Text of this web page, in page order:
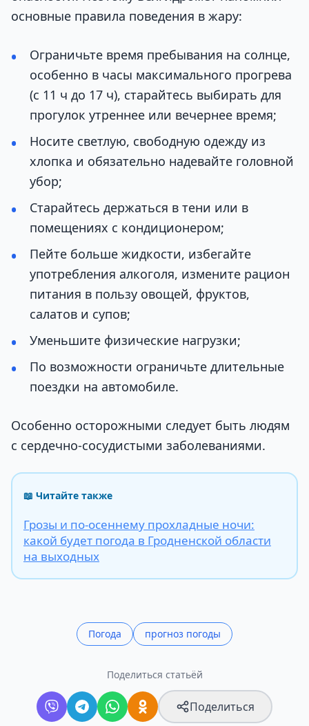
основные правила поведения в жару:
Ограничьте время пребывания на солнце,
особенно в часы максимального прогрева
(с 11 ч до 17 ч), старайтесь выбирать для
прогулок утреннее или вечернее время;
Носите светлую, свободную одежду из
хлопка и обязательно надевайте головной
убор;
Старайтесь держаться в тени или в
помещениях с кондиционером;
Пейте больше жидкости, избегайте
употребления алкоголя, измените рацион
питания в пользу овощей, фруктов,
салатов и супов;
Уменьшите физические нагрузки;
По возможности ограничьте длительные
поездки на автомобиле.
Особенно осторожными следует быть людям
с сердечно-сосудистыми заболеваниями.
📖 Читайте также
Грозы и по-осеннему прохладные ночи:
какой будет погода в Гродненской области
на выходных
Погода прогноз погоды
Поделиться статьёй
Поделиться